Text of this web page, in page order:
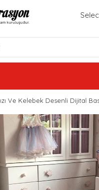
Ve Kelebek Desenli Dijital